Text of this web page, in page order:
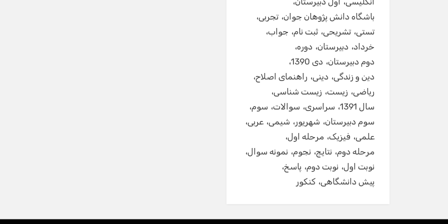
باشگاه دانش پژوهان جوان تجربی
تستی تشریحی ثبت نام جواب
خرداد دبیرستان دوره
دوم دبیرستان دی 1390
دین و زندگی دینی راهنمای اصلاح
ریاضی زیست زیست شناسی
سال 1391
سراسری سوالات سوم
سوم دبیرستان شهریور شیمی عربی
علمی فیزیک مرحله اول
مرحله دوم نتایج نجوم نمونه سوال
نوبت اول نوبت دوم پاسخ
پیش دانشگاهی کنکور